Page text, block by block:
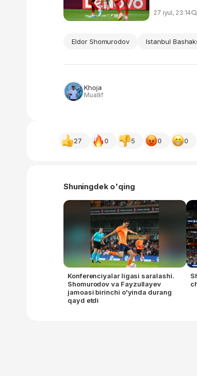
27 iyul, 23:14
Eldor Shomurodov Istanbul
Khoja
Muallif
27 0 5 0 0
Shuningdek o'qing
Konferenciyalar ligasi saralashi.
Shomurodov va Fayzullayev
jamoasi birinchi o'yinda durang
qayd etdi